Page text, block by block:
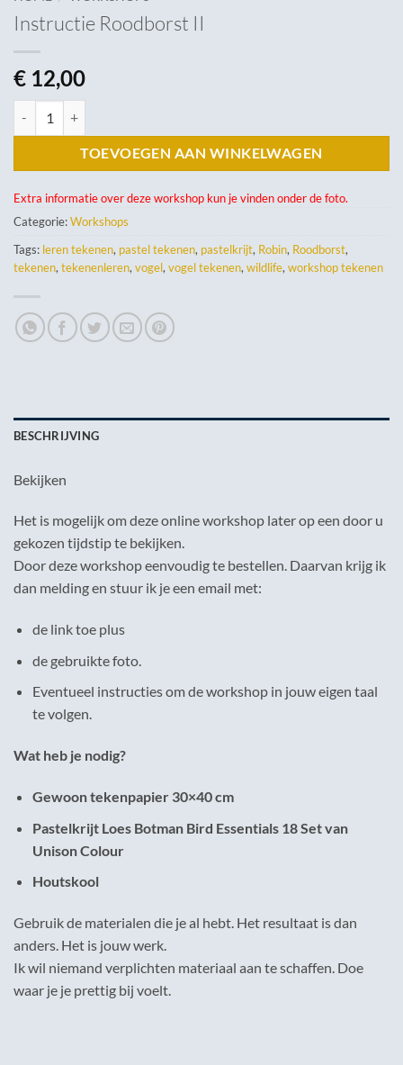
Instructie Roodborst II
€ 12,00
TOEVOEGEN AAN WINKELWAGEN
Extra informatie over deze workshop kun je vinden onder de foto.
Categorie:Workshops
Tags: leren tekenen, pastel tekenen, pastelkrijt, Robin, Roodborst,
tekenen, tekenenleren, vogel, vogel tekenen, wildlife, workshop tekenen
BESCHRIJVING
Bekijken
Het is mogelijk om deze online workshop later op een door u
gekozen tijdstip te bekijken.
Door deze workshop eenvoudig te bestellen. Daarvan krijg ik
dan melding en stuur ik je een email met:
de link toe plus
de gebruikte foto.
Eventueel instructies om de workshop in jouw eigen taal
te volgen.
Wat heb je nodig?
Gewoon tekenpapier 30×40 cm
Pastelkrijt Loes Botman Bird Essentials 18 Set van
Unison Colour
Houtskool
Gebruik de materialen die je al hebt. Het resultaat is dan
anders. Het is jouw werk.
Ik wil niemand verplichten materiaal aan te schaffen. Doe
waar je je prettig bij voelt.